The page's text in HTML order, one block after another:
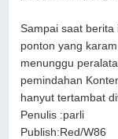
Sampai saat
ponton yang
menunggu
pemindahan
hanyut tertambat
Penulis :parli
Publish:Red/W86